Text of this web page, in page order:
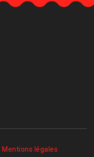
Mentions légales